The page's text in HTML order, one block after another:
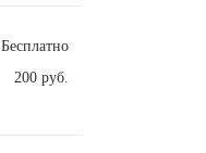
Бесплатно
200 руб.